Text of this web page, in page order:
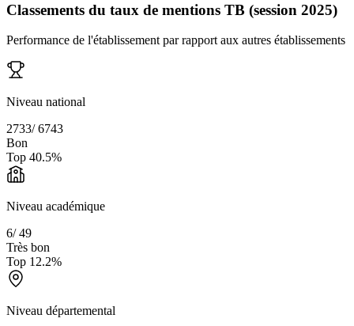
Classements du taux de mentions TB (session 2025)
Performance de l'établissement par rapport aux autres établissements
Niveau national
2733/6743
Bon
Top 40.5%
Niveau académique
6/49
Très bon
Top 12.2%
Niveau départemental